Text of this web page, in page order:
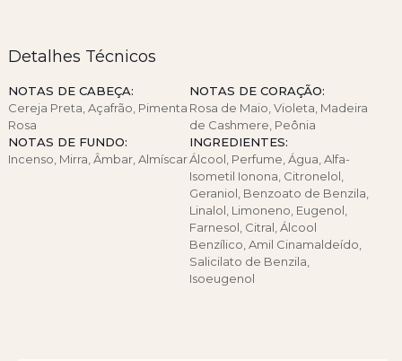
Detalhes Técnicos
NOTAS DE CABEÇA:
Cereja Preta, Açafrão, Pimenta
Rosa
NOTAS DE CORAÇÃO:
Rosa de Maio, Violeta, Madeira
de Cashmere, Peônia
NOTAS DE FUNDO:
Incenso, Mirra, Âmbar, Almíscar
INGREDIENTES:
Álcool, Perfume, Água, Alfa-
Isometil Ionona, Citronelol,
Geraniol, Benzoato de Benzila,
Linalol, Limoneno, Eugenol,
Farnesol, Citral, Álcool
Benzílico, Amil Cinamaldeído,
Salicilato de Benzila,
Isoeugenol